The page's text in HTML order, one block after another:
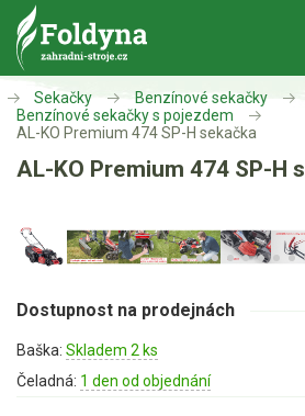
Zahradní traktory
Příslušenství
Sekačky
Benzínové sekačky
Sekačky
Benzínové sekačky
Benzínové sekačky s pojezdem
AL-KO Premium 474 SP-H sekačka
AL-KO Premium 474 SP-H
Dostupnost na prodejnách
Baška: Skladem 2 ks
Čeladná: 1 den od objednání